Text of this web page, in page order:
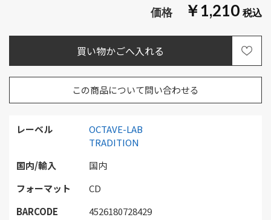
￥1,210
レーベル
OCTAVE-LAB
TRADITION
国内/輸入
国内
フォーマット
CD
BARCODE
4526180728429
この商品について問い合わせる